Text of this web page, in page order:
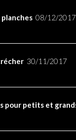
08/12/2017
30/11/2017
pour petits et